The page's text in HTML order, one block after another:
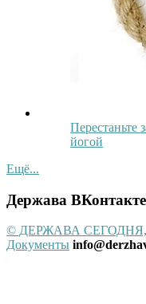
Перестаньте
йогой
Ещё...
Держава ВКонтакте
© ДЕРЖАВА СЕГОДНЯ,
Документы